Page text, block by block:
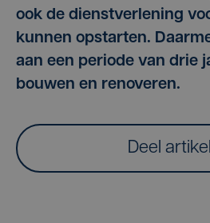
ook de dienstverlening
kunnen opstarten.
aan een periode van drie
bouwen en renoveren.
Deel artikel